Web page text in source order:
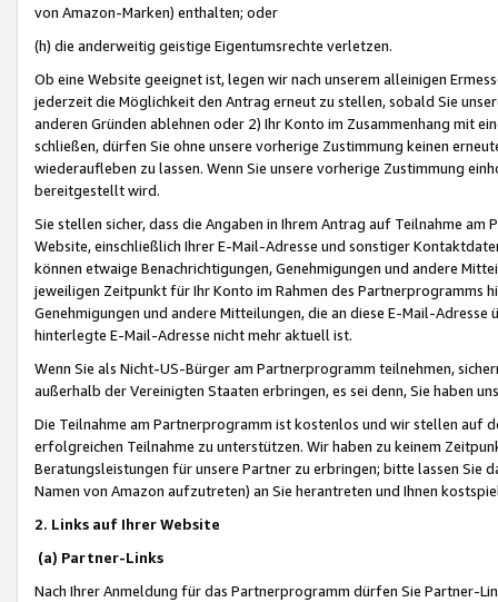
von Amazon-Marken) enthalten; oder
(h) die anderweitig geistige Eigentumsrechte verletzen.
Ob eine Website geeignet ist, legen wir nach unserem alleinigen
jederzeit die Möglichkeit den Antrag erneut zu stellen, sobald Sie
anderen Gründen ablehnen oder 2) Ihr Konto im Zusammenhang mit
schließen, dürfen Sie ohne unsere vorherige Zustimmung keinen
wiederaufleben zu lassen. Wenn Sie unsere vorherige Zustimmung
bereitgestellt wird.
Sie stellen sicher, dass die Angaben in Ihrem Antrag auf Teilnahme
Website, einschließlich Ihrer E-Mail-Adresse und sonstiger
können etwaige Benachrichtigungen, Genehmigungen und andere
jeweiligen Zeitpunkt für Ihr Konto im Rahmen des Partnerprogramms
Genehmigungen und andere Mitteilungen, die an diese E-Mail-
hinterlegte E-Mail-Adresse nicht mehr aktuell ist.
Wenn Sie als Nicht-US-Bürger am Partnerprogramm teilnehmen,
außerhalb der Vereinigten Staaten erbringen, es sei denn, Sie haben
Die Teilnahme am Partnerprogramm ist kostenlos und wir stellen auf
erfolgreichen Teilnahme zu unterstützen. Wir haben zu keinem
Beratungsleistungen für unsere Partner zu erbringen; bitte lassen Sie
Namen von Amazon aufzutreten) an Sie herantreten und Ihnen
2. Links auf Ihrer Website
(a) Partner-Links
Nach Ihrer Anmeldung für das Partnerprogramm dürfen Sie Partner-